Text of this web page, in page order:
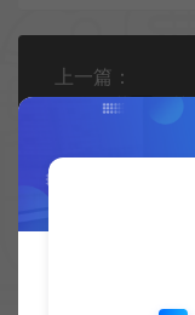
上一篇：